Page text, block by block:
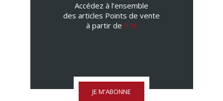
Accédez à l’ensemble
des articles Points de vente
à partir de 95€
JE M'ABONNE